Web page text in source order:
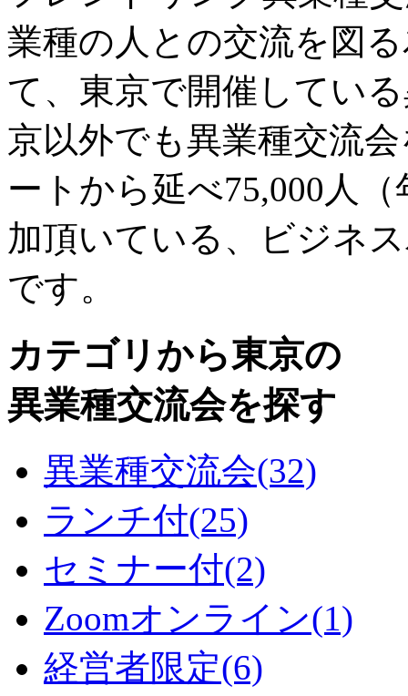
業種の人との交流を図
て、東京で開催してい
京以外でも異業種交流
ートから延べ75,000人
加頂いている、ビジネ
です。
カテゴリから東京の
異業種交流会を探す
異業種交流会(32)
ランチ付(25)
セミナー付(2)
Zoomオンライン(1)
経営者限定(6)